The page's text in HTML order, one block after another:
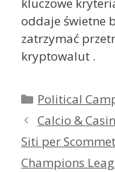
oddaje świetne
zatrzymać
kryptowalut .
Categories
Political
Calcio &
Siti per
Champions